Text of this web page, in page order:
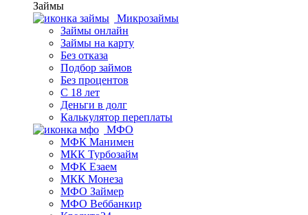
Займы
Микрозаймы
Займы онлайн
Займы на карту
Без отказа
Подбор займов
Без процентов
С 18 лет
Деньги в долг
Калькулятор переплаты
МФО
МФК Манимен
МКК Турбозайм
МФК Езаем
МКК Монеза
МФО Займер
МФО Веббанкир